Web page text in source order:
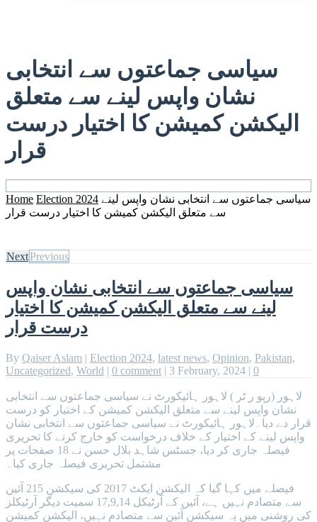
سیاسی جماعتوں سے انتخابی
نشان واپس لینے سے متعلق
الیکشن کمیشن کا اختیار درست
قرار
Home Election 2024 سیاسی جماعتوں سے انتخابی نشان واپس لینے
سے متعلق الیکشن کمیشن کا اختیار درست قرار
NextPrevious
سیاسی جماعتوں سے انتخابی نشان واپس
لینے سے متعلق الیکشن کمیشن کا اختیار
درست قرار
By Qaiser Aslam | Election 2024, latest news, Opinion, Pakistan,
Uncategorized, World | 0 comment | 3 February, 2024 | 0
لاہور (رپو ر ٹر ) لاہور ہائیکورٹ نے سیاسی جماعتوں سے انتخابی
نشان واپس لینے سے متعلق الیکشن کمیشن کے اختیار کو درست
قرار دے دیا۔لاہور ہائیکورٹ نے سیاسی جماعتوں سے انتخابی نشان
واپس لینے کے اختیار کے خلاف درخواست کو خارج کرنے کا تحریری
فیصلہ جاری کر دیا، جسٹس شاہد بلال حسن نے 18 صفحات پر
مشتمل تحریری فیصلہ جاری کیا۔
فیصلے میں کہا گیا کہ الیکشن ایکٹ 2017 کی سیکشن 215 آئین
سے متصادم نہیں ہے، آئین کے آرٹیکل 17,9,14 سمیت دیگر آرٹیکلز
کی روشنی میں یہ سیکشن آئین سے متصادم نہیں، الیکشن کمیشن